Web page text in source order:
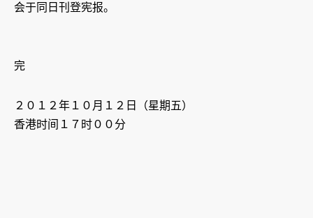
会于同日刊登宪报。
完
２０１２年１０月１２日（星期五）
香港时间１７时００分